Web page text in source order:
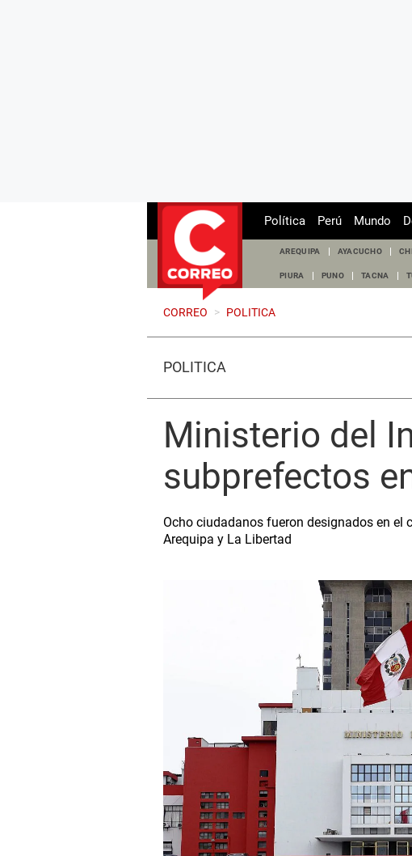
Política Perú Mundo
AREQUIPA AYACUCHO
PIURA PUNO TACNA
CORREO > POLITICA
POLÍTICA
Ministerio del
subprefectos
Ocho ciudadanos fueron designados en el
Arequipa y La Libertad